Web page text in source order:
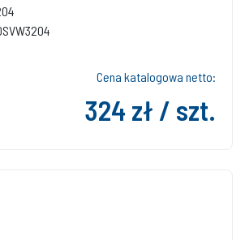
Cena katalogowa netto:
324 zł / szt.